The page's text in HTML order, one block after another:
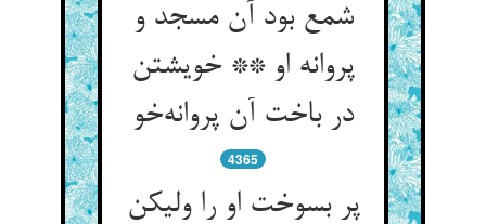
شمع بود آن مسجد و
پروانه او ** خویشتن
در باخت آن پروانه‌خو
4365
پر بسوخت او را ولیکن